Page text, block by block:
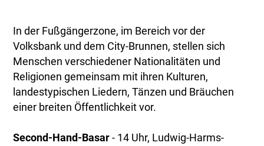
In der Fußgängerzone, im Bereich vor der
Volksbank und dem City-Brunnen, stellen sich
Menschen verschiedener Nationalitäten und
Religionen gemeinsam mit ihren Kulturen,
landestypischen Liedern, Tänzen und Bräuchen
einer breiten Öffentlichkeit vor.
Second-Hand-Basar - 14 Uhr, Ludwig-Harms-